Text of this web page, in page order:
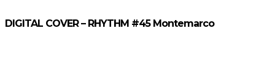
DIGITAL COVER – RHYTHM #45 Montemarco